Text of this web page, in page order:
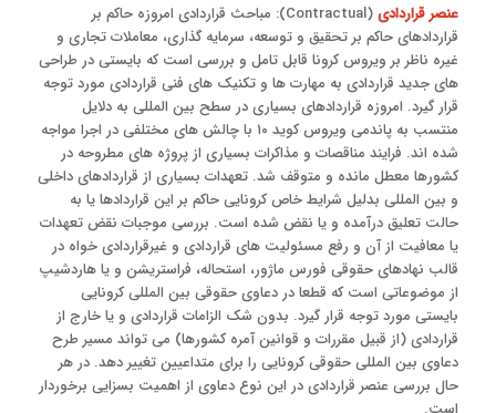
عنصر قراردادی
(Contractual): مباحث قراردادی امروزه حاکم بر
قراردادهای حاکم بر تحقیق و توسعه، سرمایه گذاری، معاملات تجاری و
غیره ناظر بر ویروس کرونا قابل تامل و بررسی است که بایستی در طراحی
های جدید قراردادی به مهارت ها و تکنیک های فنی قراردادی مورد توجه
قرار گیرد. امروزه قراردادهای بسیاری در سطح بین المللی به دلایل
منتسب به پاندمی ویروس کوید ۱۰ با چالش های مختلفی در اجرا مواجه
شده اند. فرایند مناقصات و مذاکرات بسیاری از پروژه های مطروحه در
کشورها معطل مانده و متوقف شد. تعهدات بسیاری از قراردادهای داخلی
و بین المللی بدلیل شرایط خاص کرونایی حاکم بر این قراردادها یا به
حالت تعلیق درآمده و یا نقض شده است. بررسی موجبات نقض تعهدات
یا معافیت از آن و رفع مسئولیت های قراردادی و غیرقراردادی خواه در
قالب نهادهای حقوقی فورس ماژور، استحاله، فراستریشن و یا هاردشیپ
از موضوعاتی است که قطعا در دعاوی حقوقی بین المللی کرونایی
بایستی مورد توجه قرار گیرد. بدون شک الزامات قراردادی و یا خارج از
قراردادی (از قبیل مقررات و قوانین آمره کشورها) می تواند مسیر طرح
دعاوی بین المللی حقوقی کرونایی را برای متداعیین تغییر دهد. در هر
حال بررسی عنصر قراردادی در این نوع دعاوی از اهمیت بسزایی برخوردار